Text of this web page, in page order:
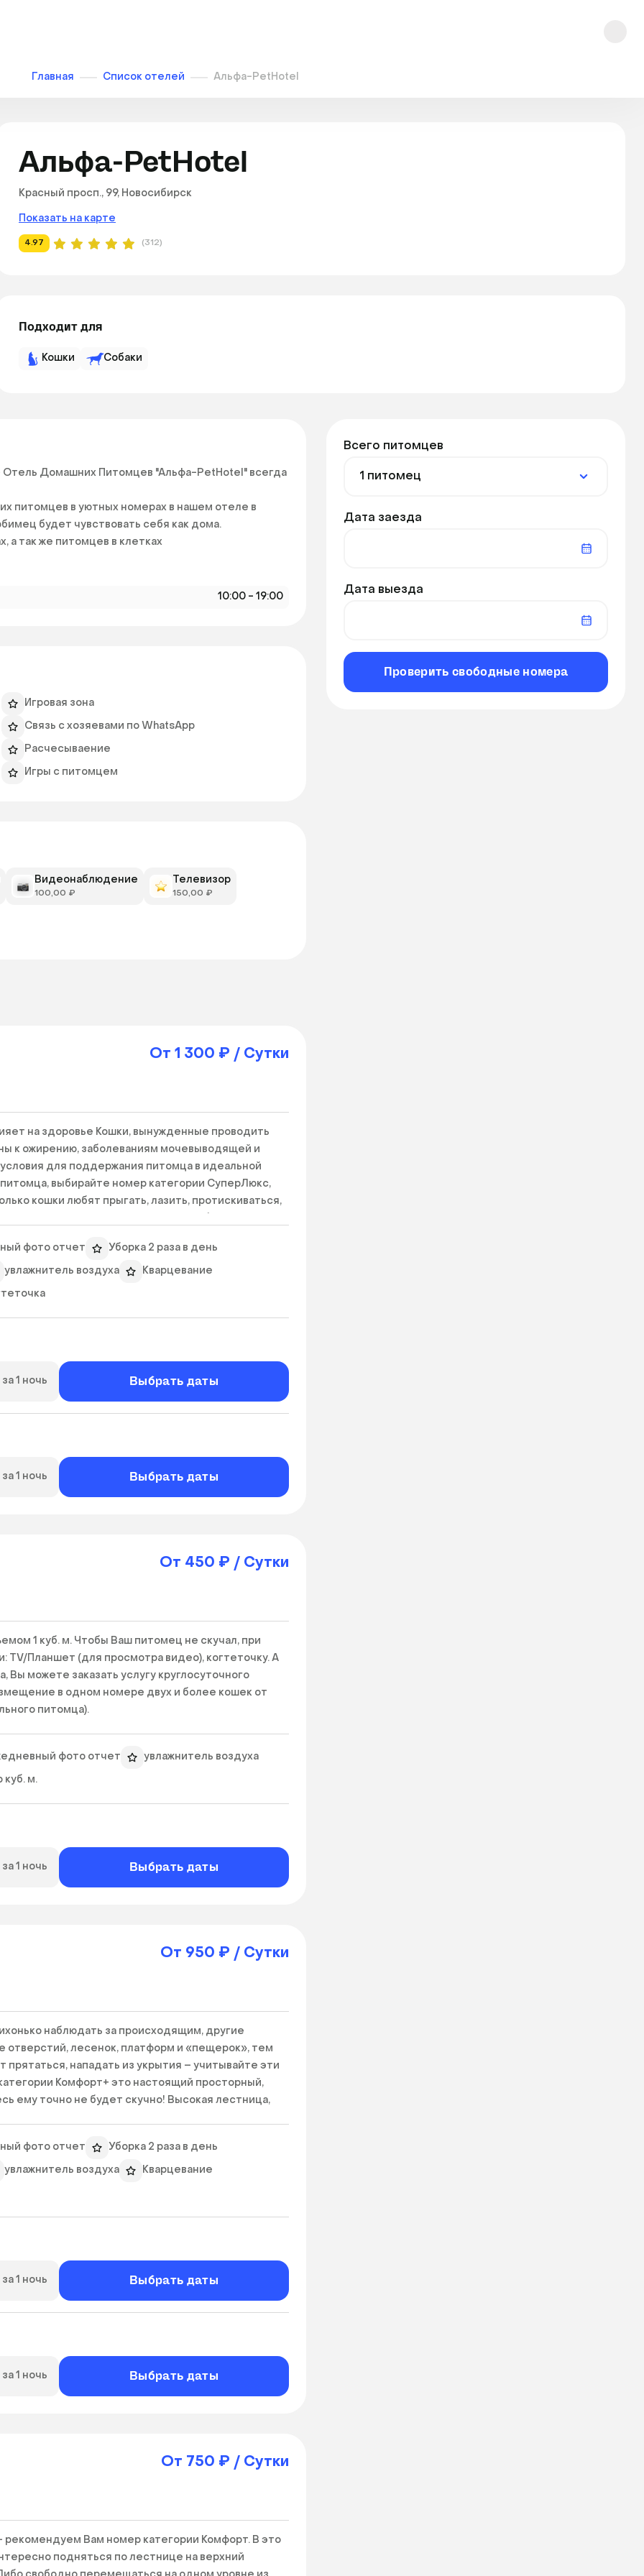
Главная Список отелей Альфа-PetHotel
Альфа-PetHotel
Красный просп., 99, Новосибирск
Показать на карте
4.97 (312)
Подходит для
Кошки Собаки
Отель Домашних Питомцев "Альфа-PetHotel" всегда
питомцев в уютных номерах в нашем отеле в
будет чувствовать себя как дома.
а так же питомцев в клетках
10:00 - 19:00
Игровая зона
Связь с хозяевами по WhatsApp
Расчесываение
Игры с питомцем
Видеонаблюдение
100,00 ₽
Телевизор
150,00 ₽
От 1 300 ₽ / Сутки
на здоровье Кошки, вынужденные проводить
к ожирению, заболеваниям мочевыводящей и
для поддержания питомца в идеальной
выбирайте номер категории СуперЛюкс,
кошки любят прыгать, лазить, протискиваться,
куб. м.! В стоимость номера данной категории уже
для просмотра питомцем любого видео с
фото отчет Уборка 2 раза в день
увлажнитель воздуха Кварцевание
за 1 ночь Выбрать даты
за 1 ночь Выбрать даты
От 450 ₽ / Сутки
1 куб. м. Чтобы Ваш питомец не скучал, при
TV/Планшет (для просмотра видео), когтеточку. А
можете заказать услугу круглосуточного
в одном номере двух и более кошек от
питомца).
фото отчет увлажнитель воздуха
куб. м.
за 1 ночь Выбрать даты
От 950 ₽ / Сутки
наблюдать за происходящим, другие
отверстий, лесенок, платформ и «пещерок», тем
нападать из укрытия – учитывайте эти
Комфорт+ это настоящий просторный,
ему точно не будет скучно! Высокая лестница,
наблюдать за своим любимым питомцем
фото отчет Уборка 2 раза в день
увлажнитель воздуха Кварцевание
за 1 ночь Выбрать даты
за 1 ночь Выбрать даты
От 750 ₽ / Сутки
рекомендуем Вам номер категории Комфорт. В это
подняться по лестнице на верхний
Всего питомцев
Дата заезда
Дата выезда
Проверитьсвободные номера